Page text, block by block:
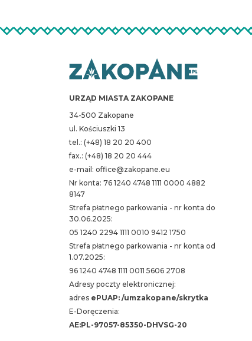
URZĄD MIASTA ZAKOPANE
34-500 Zakopane
ul. Kościuszki 13
tel.: (+48) 18 20 20 400
fax.: (+48) 18 20 20 444
e-mail: office@zakopane.eu
Nr konta: 76 1240 4748 1111 0000 4882
8147
Strefa płatnego parkowania - nr konta do
30.06.2025:
05 1240 2294 1111 0010 9412 1750
Strefa płatnego parkowania - nr konta od
1.07.2025:
96 1240 4748 1111 0011 5606 2708
Adresy poczty elektronicznej:
adres ePUAP: /umzakopane/skrytka
E-Doręczenia:
AE:PL-97057-85350-DHVSG-20